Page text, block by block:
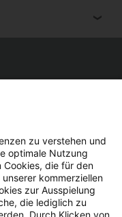
kein Problem.
zu verstehen und
optimale Nutzung
Cookies, die für den
kommerziellen
zur Ausspielung
die lediglich zu
Durch Klicken von